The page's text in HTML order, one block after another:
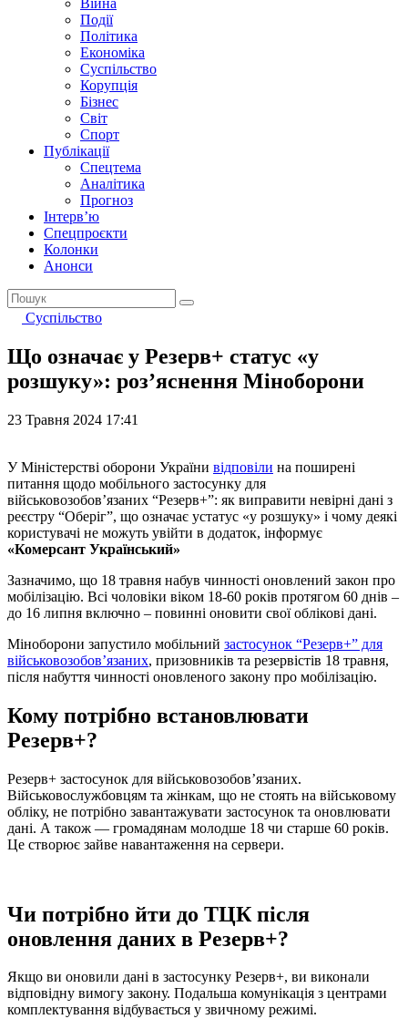
Війна
Події
Політика
Економіка
Суспільство
Корупція
Бізнес
Світ
Спорт
Публікації
Спецтема
Аналітика
Прогноз
Інтерв’ю
Спецпроєкти
Колонки
Анонси
Суспільство
Що означає у Резерв+ статус «у
розшуку»: розʼяснення Міноборони
23 Травня 2024 17:41
У Міністерстві оборони України відповіли на поширені
питання щодо мобільного застосунку для
військовозобов’язаних “Резерв+”: як виправити невірні дані з
реєстру “Оберіг”, що означає устатус «у розшуку» і чому деякі
користувачі не можуть увійти в додаток, інформує
«Комерсант Український»
Зазначимо, що 18 травня набув чинності оновлений закон про
мобілізацію. Всі чоловіки віком 18-60 років протягом 60 днів –
до 16 липня включно – повинні оновити свої облікові дані.
Міноборони запустило мобільний застосунок “Резерв+” для
військовозобов’язаних, призовників та резервістів 18 травня,
після набуття чинності оновленого закону про мобілізацію.
Кому потрібно встановлювати
Резерв+?
Резерв+ застосунок для військовозобовʼязаних.
Військовослужбовцям та жінкам, що не стоять на військовому
обліку, не потрібно завантажувати застосунок та оновлювати
дані. А також — громадянам молодше 18 чи старше 60 років.
Це створює зайве навантаження на сервери.
Чи потрібно йти до ТЦК після
оновлення даних в Резерв+?
Якщо ви оновили дані в застосунку Резерв+, ви виконали
відповідну вимогу закону. Подальша комунікація з центрами
комплектування відбувається у звичному режимі.